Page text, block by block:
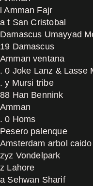
l Amman Fajr
a t San Cristobal
Damascus Umayyad
19 Damascus
Amman ventana
. 0 Joke Lanz & Lasse
. y Mursi tribe
88 Han Bennink
Amman
. 0 Homs
Pesero palenque
Amsterdam arbol caido
zyz Vondelpark
z Lahore
a Sehwan Sharif